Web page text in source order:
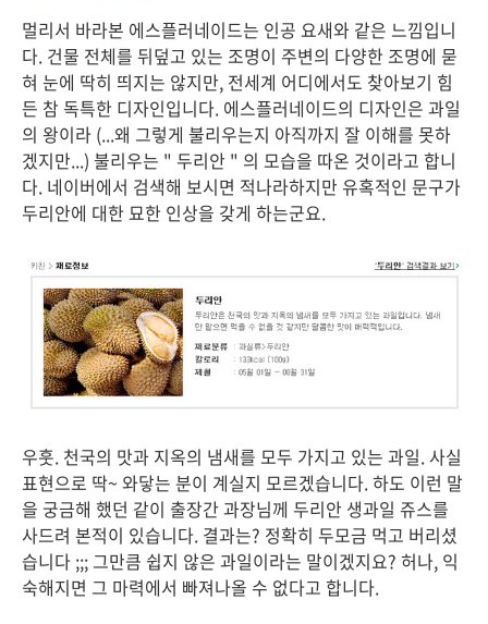
멀리서 바라본 에스플러네이드는 인공 요새와 같은 느낌입니
다. 건물 전체를 뒤덮고 있는 조명이 주변의 다양한 조명에 묻
혀 눈에 딱히 띄지는 않지만, 전세계 어디에서도 찾아보기 힘
든 참 독특한 디자인입니다. 에스플러네이드의 디자인은 과일
의 왕이라 (...왜 그렇게 불리우는지 아직까지 잘 이해를 못하
겠지만...) 불리우는 " 두리안 " 의 모습을 따온 것이라고 합니
다. 네이버에서 검색해 보시면 적나라하지만 유혹적인 문구가
두리안에 대한 묘한 인상을 갖게 하는군요.
우훗. 천국의 맛과 지옥의 냄새를 모두 가지고 있는 과일. 사실
표현으로 딱~ 와닿는 분이 계실지 모르겠습니다. 하도 이런 말
을 궁금해 했던 같이 출장간 과장님께 두리안 생과일 쥬스를
사드려 본적이 있습니다. 결과는? 정확히 두모금 먹고 버리셨
습니다 ;;; 그만큼 쉽지 않은 과일이라는 말이겠지요? 허나, 익
숙해지면 그 마력에서 빠져나올 수 없다고 합니다.